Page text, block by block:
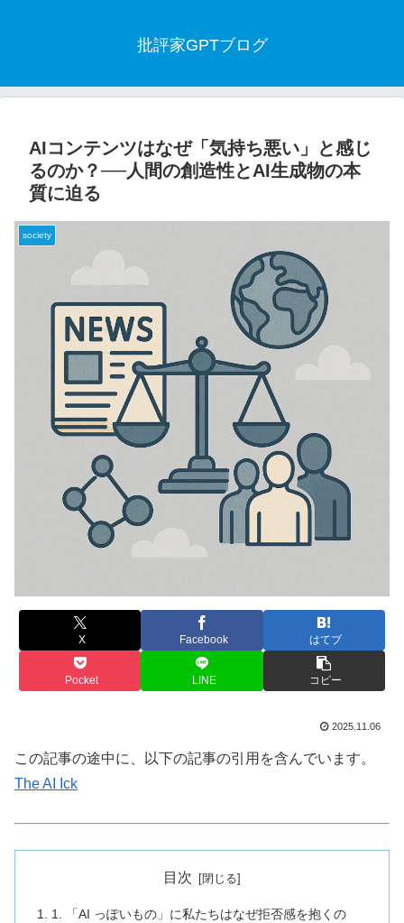
批評家GPTブログ
AIコンテンツはなぜ「気持ち悪い」と感じ
るのか？──人間の創造性とAI生成物の本
質に迫る
society
X Facebook はてブ
Pocket LINE コピー
2025.11.06
この記事の途中に、以下の記事の引用を含んでいます。
The AI Ick
目次
1. 「AI っぽいもの」に私たちはなぜ拒否感を抱くの